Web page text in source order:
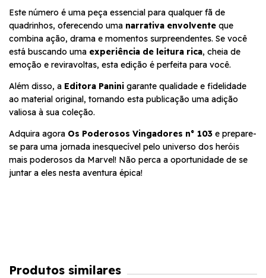
Este número é uma peça essencial para qualquer fã de
quadrinhos, oferecendo uma narrativa envolvente que
combina ação, drama e momentos surpreendentes. Se você
está buscando uma experiência de leitura rica, cheia de
emoção e reviravoltas, esta edição é perfeita para você.
Além disso, a Editora Panini garante qualidade e fidelidade
ao material original, tornando esta publicação uma adição
valiosa à sua coleção.
Adquira agora Os Poderosos Vingadores n° 103 e prepare-
se para uma jornada inesquecível pelo universo dos heróis
mais poderosos da Marvel! Não perca a oportunidade de se
juntar a eles nesta aventura épica!
Produtos similares